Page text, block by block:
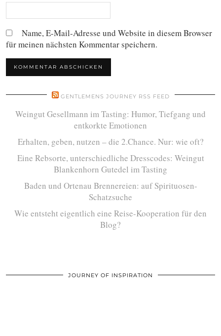
Name, E-Mail-Adresse und Website in diesem Browser
für meinen nächsten Kommentar speichern.
GENTLEMENS JOURNEY RSS FEED
Weingut Gesellmann im Tasting: Humor, Tiefgang und
entkorkte Emotionen
Erhalten, geben, nutzen – die 2.Chance. Nur: wie oft?
Eine Rebsorte, unterschiedliche Dresscodes: Weingut
Blankenhorn Gutedel im Tasting
Baden und Ortenau Brennereien: auf Spirituosen-
Schatzsuche
Wie entsteht eigentlich eine Reise-Kooperation für den
Blog?
JOURNEY OF INSPIRATION